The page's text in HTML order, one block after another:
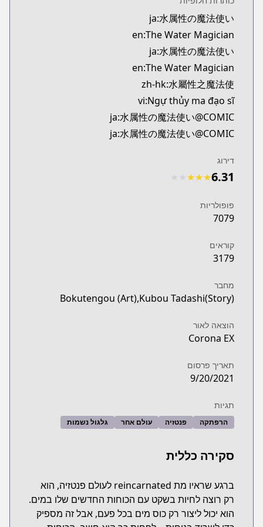
Kitsu
https://kitsu.app/manga/69143
MangaUpdates
MangaUpdates
series.html?id=0yarwf7
novelUpdates
novelUpdates
www.novelupdates.com/series/water-magician
Book☆Walker
Book☆Walker
Official English
Official English
ja:水属性の魔法使い
en:The Water Magician
ja:水属性の魔法使い
en:The Water Magician
zh-hk:水屬性之魔法使
vi:Ngự thủy ma đạo sĩ
ja:水属性の魔法使い@COMIC
ja:水属性の魔法使い@COMIC
דירוג
6.31
★
★
★
פופולריות
7079
קוראים
3179
מחבר
Bokutengou (Art),Kubou Tadashi(Story)
הוצאה לאור
Corona EX
תאריך פרסום
9/20/2021
תגיות
הרפתקה פנטזיה עולם אחר גלגול נשמות
סקירה כללית
ברגע שראיו מת reincarnated לעולם פנטזיה, הוא
רק רוצה לחיות בשקט עם הכוחות החדשים שלו במים.
הוא יכול ליצור רק כוס מים בכל פעם, אבל זה מספיק